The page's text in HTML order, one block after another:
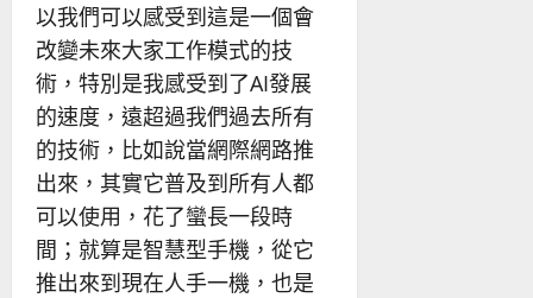
以我們可以感受到這是一個會
改變未來大家工作模式的技
術，特別是我感受到了AI發展
的速度，遠超過我們過去所有
的技術，比如說當網際網路推
出來，其實它普及到所有人都
可以使用，花了蠻長一段時
間；就算是智慧型手機，從它
推出來到現在人手一機，也是